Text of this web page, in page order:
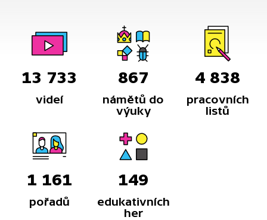
13 733
videí
867
námětů do
výuky
4 838
pracovních
listů
1 161
pořadů
149
edukativních
her